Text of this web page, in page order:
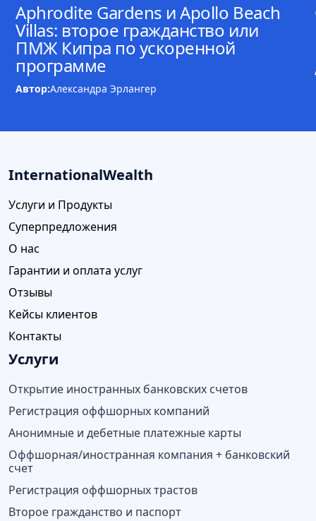
Aphrodite Gardens и Apollo Beach
Villas: второе гражданство или
ПМЖ Кипра по ускоренной
программе
Автор:Александра Эрлангер
InternationalWealth
Услуги и Продукты
Суперпредложения
О нас
Гарантии и оплата услуг
Отзывы
Кейсы клиентов
Контакты
Услуги
Открытие иностранных банковских счетов
Регистрация оффшорных компаний
Анонимные и дебетные платежные карты
Оффшорная/иностранная компания + банковский
счет
Регистрация оффшорных трастов
Второе гражданство и паспорт